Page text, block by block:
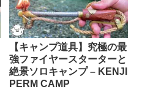
【キャンプ道具】究極の最
強ファイヤースターターと
絶景ソロキャンプ – KENJI
PERM CAMP